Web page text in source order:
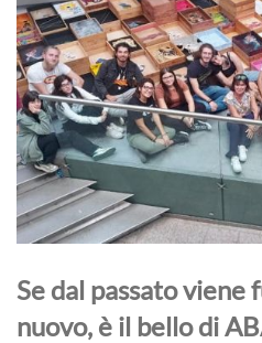
Se dal passato viene
nuovo, è il bello di